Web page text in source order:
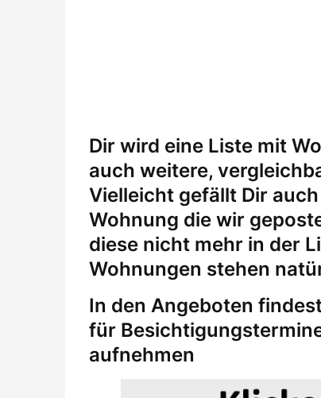
Dir wird eine Liste mit
auch weitere,
Vielleicht gefällt Dir
Wohnung die wir
diese nicht mehr in der
Wohnungen stehen
In den Angeboten
für
aufnehmen